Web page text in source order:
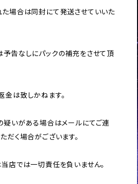
た場合は同封にて発送させていいた
予告なしにパックの補充をさせて頂
金は致しかねます。
疑いがある場合はメールにてご連
だく場合がございます。
店では一切責任を負いません。